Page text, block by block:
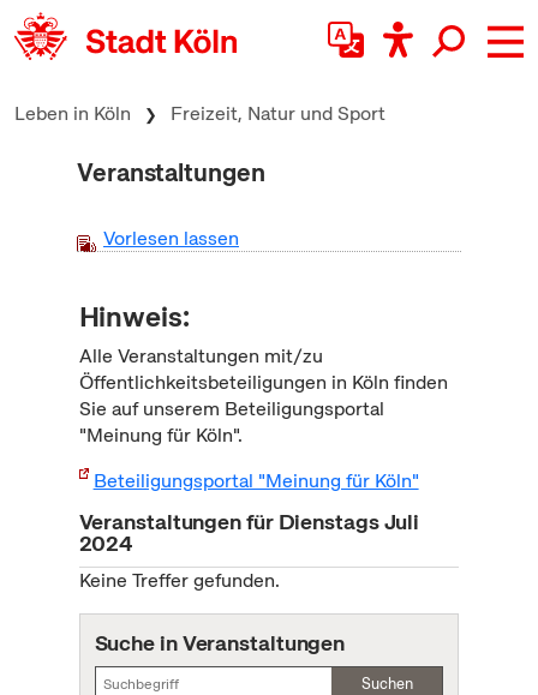
zum Inhalt springen
Leben in Köln Freizeit, Natur und Sport
Veranstaltungen
Vorlesen lassen
Hinweis:
Alle Veranstaltungen mit/zu
Öffentlichkeitsbeteiligungen in Köln finden
Sie auf unserem Beteiligungsportal
"Meinung für Köln".
Beteiligungsportal "Meinung für Köln"
Veranstaltungen für Dienstags Juli
2024
Keine Treffer gefunden.
Suche in Veranstaltungen
Suchen